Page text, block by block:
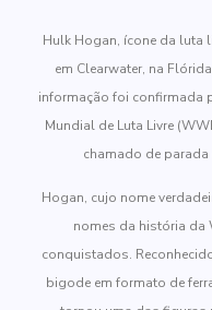
Hulk Hogan, ícone da luta
em Clearwater, na
informação foi confirmada
Mundial de Luta Livre
chamado de
Hogan, cujo nome
nomes da história da
conquistados.
bigode em formato de